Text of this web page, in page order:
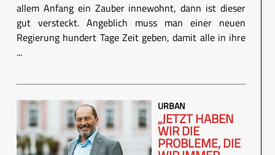
allem Anfang ein Zauber innewohnt, dann ist dieser
gut versteckt. Angeblich muss man einer neuen
Regierung hundert Tage Zeit geben, damit alle in ihre
...
URBAN
„JETZT HABEN
WIR DIE
PROBLEME, DIE